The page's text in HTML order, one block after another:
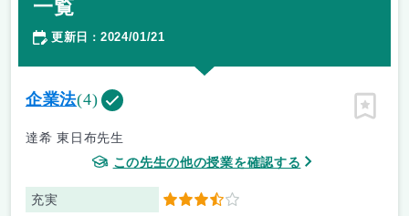
一覧
更新日 ： 2024/01/21
企業法(4)
達希 東日布先生
この先生の他の授業を確認する
充実 3.5
ピン留